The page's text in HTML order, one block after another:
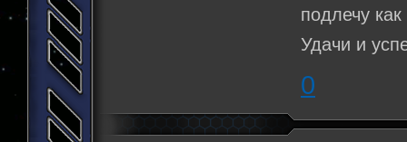
подлечу как
Удачи и
0